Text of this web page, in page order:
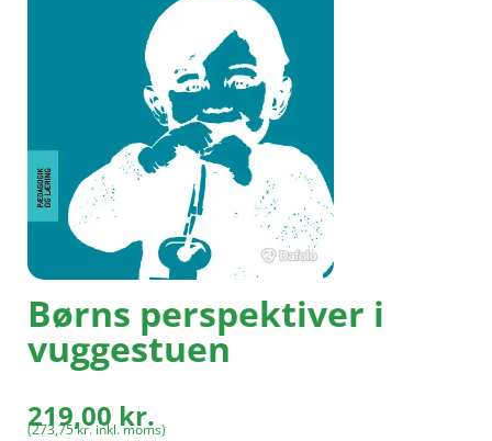
Børns perspektiver i
vuggestuen
219,00kr.
(273,75kr.inkl. moms)